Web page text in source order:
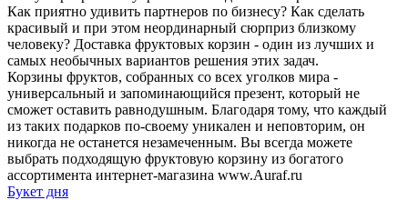
Как приятно удивить партнеров по бизнесу? Как сделать
красивый и при этом неординарный сюрприз близкому
человеку? Доставка фруктовых корзин - один из лучших и
самых необычных вариантов решения этих задач.
Корзины фруктов, собранных со всех уголков мира -
универсальный и запоминающийся презент, который не
сможет оставить равнодушным. Благодаря тому, что каждый
из таких подарков по-своему уникален и неповторим, он
никогда не останется незамеченным. Вы всегда можете
выбрать подходящую фруктовую корзину из богатого
ассортимента интернет-магазина www.Auraf.ru
Букет дня